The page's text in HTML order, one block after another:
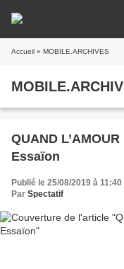
Accueil » MOBILE.ARCHIVES
QUAND
Essaïon
Publié le 25/08/2019 à 11:40
Par Spectatif